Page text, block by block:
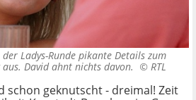
Ladys-Runde pikante Details zum
aus. David ahnt nichts davon. © RTL
schon geknutscht - dreimal! Zeit